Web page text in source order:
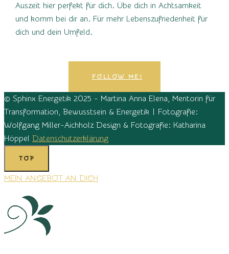
Auszeit hier perfekt für dich. Übe dich in Achtsamkeit
und komm bei dir an. Für mehr Lebenszufriedenheit für
dich und dein Umfeld.
FOLLOW ME!
© Sphinx Energetik 2025 - Martina Anna Elena, Mentorin für
Transformation, Bewusstsein & Energetik | Fotografie:
Wolfgang Miller-Aichholz Design & Fotografie: Katharina
Höppel Datenschutzerklärung
TOP
MEIN ANGEBOT AN DICH